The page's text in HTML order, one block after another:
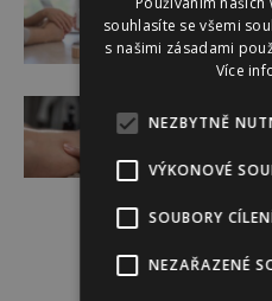
Pomáhá
Využijte
souhlasíte se všemi
s našimi zásadami
Více
NEZBYTNĚ
VÝKONOVÉ
SOUBORY
NEZAŘAZENÉ